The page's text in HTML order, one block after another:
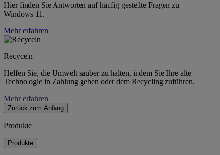
Hier finden Sie Antworten auf häufig gestellte Fragen zu
Windows 11.
Mehr erfahren
Recyceln
Helfen Sie, die Umwelt sauber zu halten, indem Sie Ihre alte
Technologie in Zahlung geben oder dem Recycling zuführen.
Mehr erfahren
Zurück zum Anfang
Produkte
Produkte